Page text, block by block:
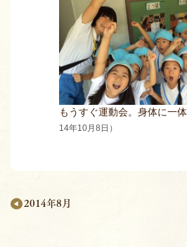
もうすぐ運動会。身体に一体
14年10月8日）
2014年8月